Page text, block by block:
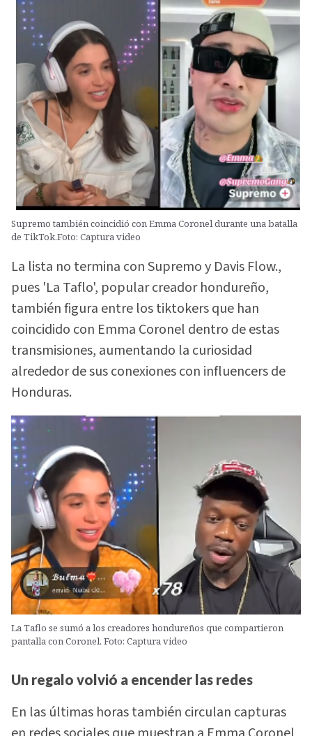
Supremo también coincidió con Emma Coronel durante una batalla
de TikTok.Foto: Captura video
La lista no termina con Supremo y Davis Flow.,
pues 'La Taflo', popular creador hondureño,
también figura entre los tiktokers que han
coincidido con Emma Coronel dentro de estas
transmisiones, aumentando la curiosidad
alrededor de sus conexiones con influencers de
Honduras.
La Taflo se sumó a los creadores hondureños que compartieron
pantalla con Coronel. Foto: Captura video
Un regalo volvió a encender las redes
En las últimas horas también circulan capturas